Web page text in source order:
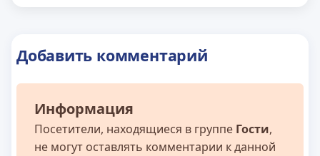
Добавить комментарий
Информация
Посетители, находящиеся в группе Гости,
не могут оставлять комментарии к данной